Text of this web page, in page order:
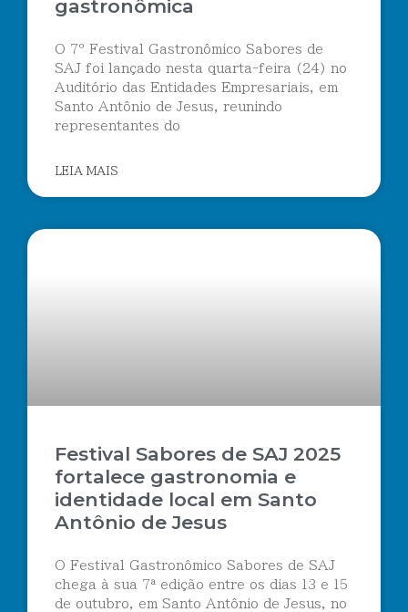
gastronômica
O 7º Festival Gastronômico Sabores de
SAJ foi lançado nesta quarta-feira (24) no
Auditório das Entidades Empresariais, em
Santo Antônio de Jesus, reunindo
representantes do
LEIA MAIS
Festival Sabores de SAJ 2025
fortalece gastronomia e
identidade local em Santo
Antônio de Jesus
O Festival Gastronômico Sabores de SAJ
chega à sua 7ª edição entre os dias 13 e 15
de outubro, em Santo Antônio de Jesus, no